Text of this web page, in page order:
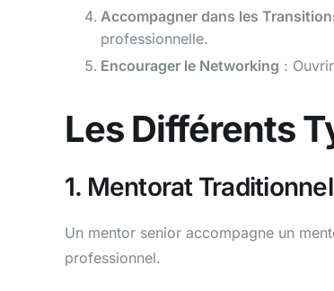
Accompagner dans les
professionnelle.
Encourager le Networking :
Les Différents
1. Mentorat Traditionnel
Un mentor senior accompagne un
professionnel.